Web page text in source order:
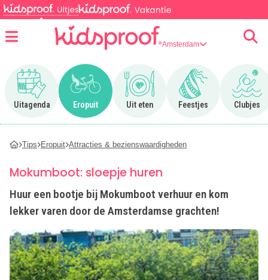
Amsterdam
Uitagenda
Ga naar Uitagenda
Eropuit
Ga naar Eropuit
Uit eten
Ga naar Uit eten
Feestjes
Ga naar Feestjes
Clubjes
Ga
Tips Eropuit Attracties & bezienswaardigheden
Mokumboot: sloepje huren
Huur een bootje bij Mokumboot verhuur en kom
lekker varen door de Amsterdamse grachten!